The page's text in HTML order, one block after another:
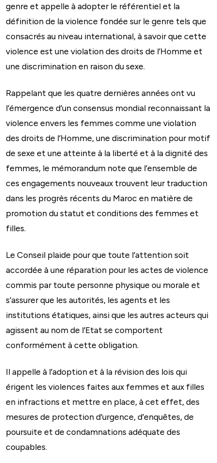
genre et appelle à adopter le référentiel et la
définition de la violence fondée sur le genre tels que
consacrés au niveau international, à savoir que cette
violence est une violation des droits de l’Homme et
une discrimination en raison du sexe.
Rappelant que les quatre dernières années ont vu
l’émergence d’un consensus mondial reconnaissant la
violence envers les femmes comme une violation
des droits de l’Homme, une discrimination pour motif
de sexe et une atteinte à la liberté et à la dignité des
femmes, le mémorandum note que l’ensemble de
ces engagements nouveaux trouvent leur traduction
dans les progrès récents du Maroc en matière de
promotion du statut et conditions des femmes et
filles.
Le Conseil plaide pour que toute l’attention soit
accordée à une réparation pour les actes de violence
commis par toute personne physique ou morale et
s’assurer que les autorités, les agents et les
institutions étatiques, ainsi que les autres acteurs qui
agissent au nom de l’Etat se comportent
conformément à cette obligation.
Il appelle à l’adoption et à la révision des lois qui
érigent les violences faites aux femmes et aux filles
en infractions et mettre en place, à cet effet, des
mesures de protection d’urgence, d’enquêtes, de
poursuite et de condamnations adéquate des
coupables.